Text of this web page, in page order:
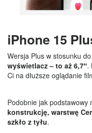
iPhone 15
Wersja Plus w stosunku
wyświetlacz – to aż 6,7″.
Ci na dłuższe oglądanie
Podobnie jak podstawowy
konstrukcję, warstwę
szkło z tyłu.